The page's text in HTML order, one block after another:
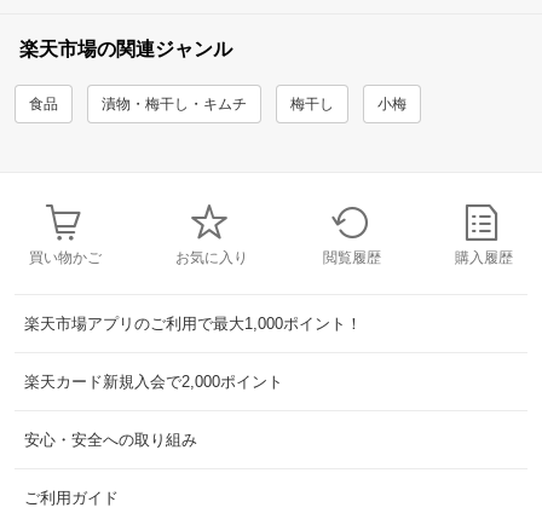
楽天市場の関連ジャンル
食品 漬物・梅干し・キムチ 梅干し 小梅
買い物かご お気に入り 閲覧履歴 購入履歴
楽天市場アプリのご利用で最大1,000ポイント！
楽天カード新規入会で2,000ポイント
安心・安全への取り組み
ご利用ガイド